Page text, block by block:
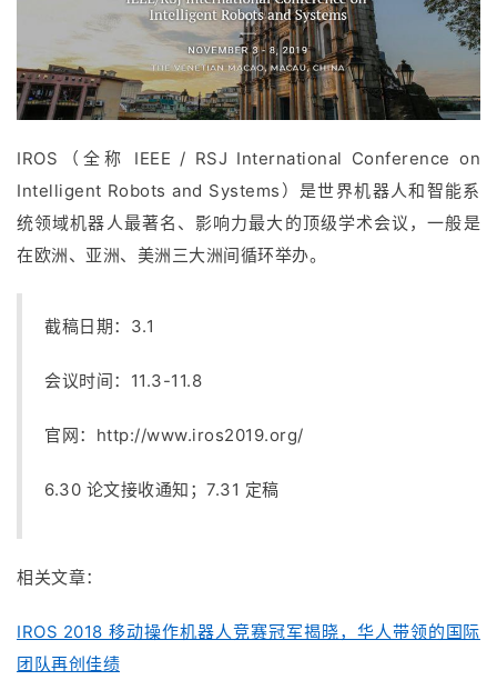
IROS（全称 IEEE / RSJ International Conference on
Intelligent Robots and Systems）是世界机器人和智能系
统领域机器人最著名、影响力最大的顶级学术会议，一般是
在欧洲、亚洲、美洲三大洲间循环举办。
截稿日期：3.1
会议时间：11.3-11.8
官网： http://www.iros2019.org/
6.30 论文接收通知；7.31 定稿
相关文章：
IROS 2018 移动操作机器人竞赛冠军揭晓，华人带领的国际
团队再创佳绩